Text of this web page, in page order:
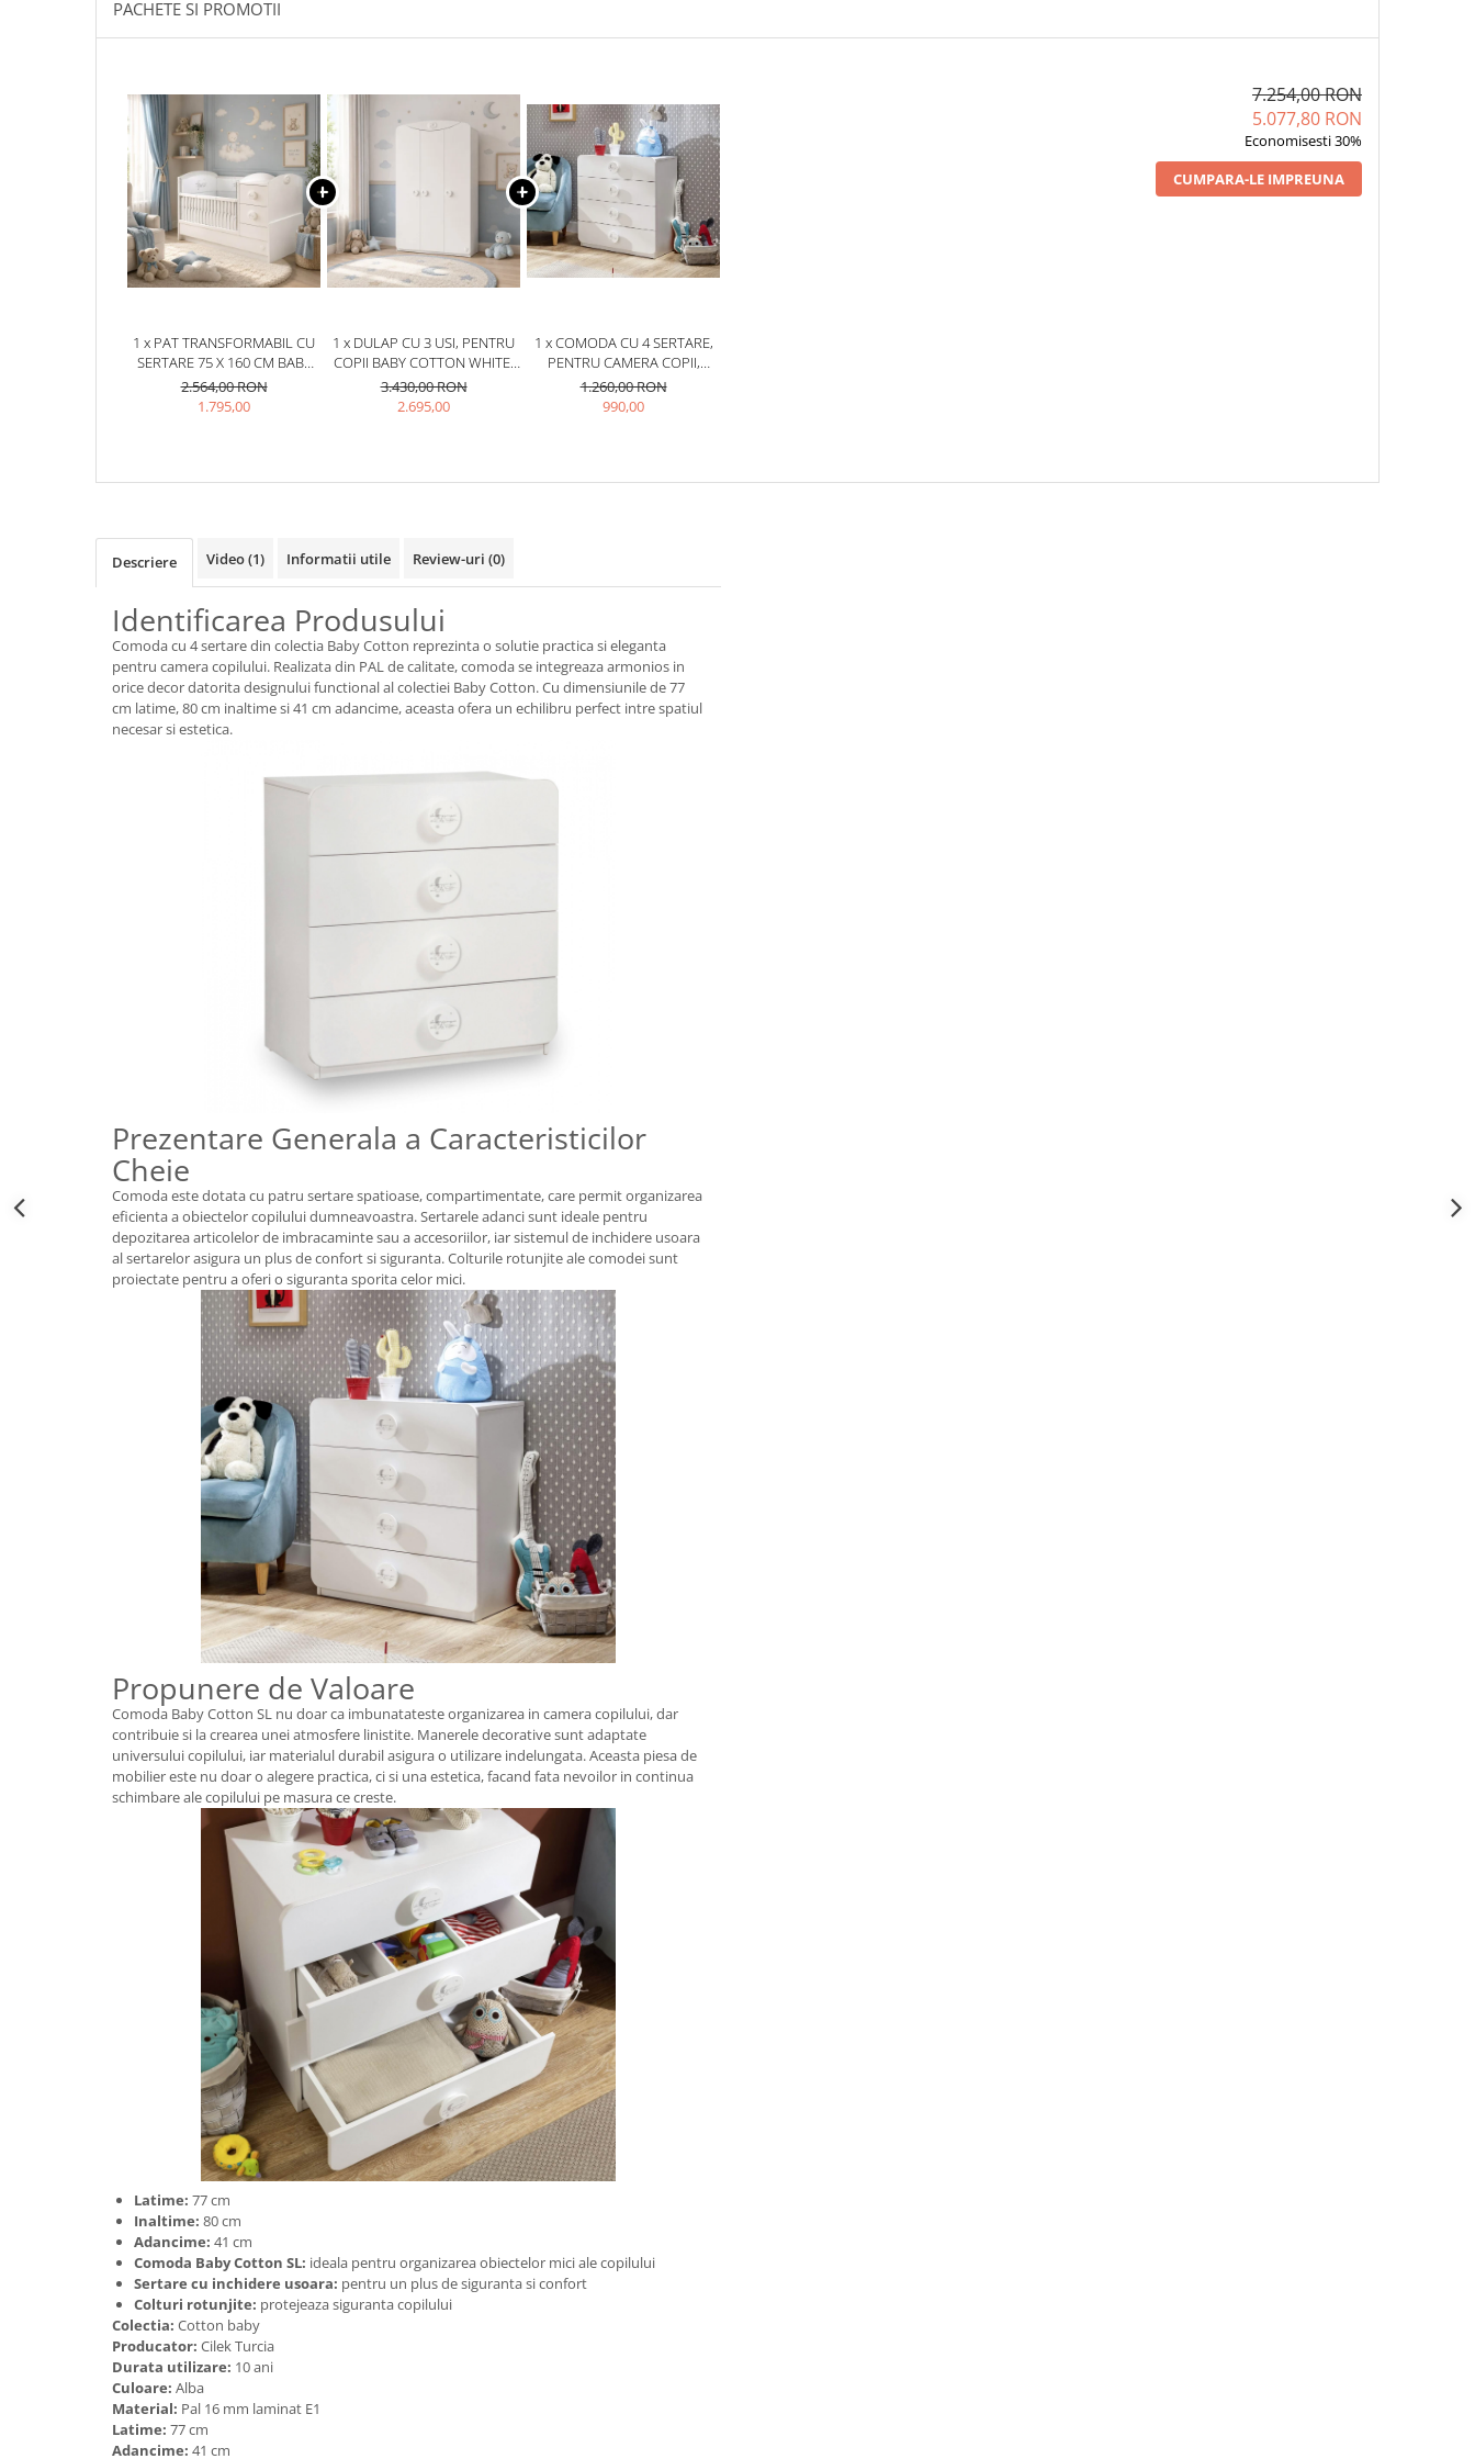
PACHETE SI PROMOTII
1 x PAT TRANSFORMABIL CU
SERTARE 75 X 160 CM BABY
COTTON WHITE
2.564,00 RON
1.795,00
1 x DULAP CU 3 USI, PENTRU
COPII BABY COTTON WHITE,
133X54X201 CM
3.430,00 RON
2.695,00
1 x COMODA CU 4 SERTARE,
PENTRU CAMERA COPII,
COLECTIA BABY COTTON
1.260,00 RON
990,00
7.254,00 RON
5.077,80 RON
Economisesti 30%
CUMPARA-LE IMPREUNA
Descriere Video(1) Informatii utile Review-uri (0)
Identificarea Produsului
Comoda cu 4 sertare din colectia Baby Cotton reprezinta o solutie practica si eleganta
pentru camera copilului. Realizata din PAL de calitate, comoda se integreaza armonios in
orice decor datorita designului functional al colectiei Baby Cotton. Cu dimensiunile de 77
cm latime, 80 cm inaltime si 41 cm adancime, aceasta ofera un echilibru perfect intre spatiul
necesar si estetica.
Prezentare Generala a Caracteristicilor
Cheie
Comoda este dotata cu patru sertare spatioase, compartimentate, care permit organizarea
eficienta a obiectelor copilului dumneavoastra. Sertarele adanci sunt ideale pentru
depozitarea articolelor de imbracaminte sau a accesoriilor, iar sistemul de inchidere usoara
al sertarelor asigura un plus de confort si siguranta. Colturile rotunjite ale comodei sunt
proiectate pentru a oferi o siguranta sporita celor mici.
Propunere de Valoare
Comoda Baby Cotton SL nu doar ca imbunatateste organizarea in camera copilului, dar
contribuie si la crearea unei atmosfere linistite. Manerele decorative sunt adaptate
universului copilului, iar materialul durabil asigura o utilizare indelungata. Aceasta piesa de
mobilier este nu doar o alegere practica, ci si una estetica, facand fata nevoilor in continua
schimbare ale copilului pe masura ce creste.
Latime: 77 cm
Inaltime: 80 cm
Adancime: 41 cm
Comoda Baby Cotton SL: ideala pentru organizarea obiectelor mici ale copilului
Sertare cu inchidere usoara: pentru un plus de siguranta si confort
Colturi rotunjite: protejeaza siguranta copilului
Colectia: Cotton baby
Producator: Cilek Turcia
Durata utilizare: 10 ani
Culoare: Alba
Material: Pal 16 mm laminat E1
Latime: 77 cm
Adancime: 41 cm